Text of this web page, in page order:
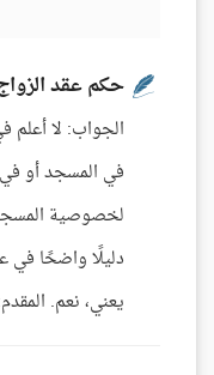
حكم عقد
الجواب: لا أعلم
في المسجد أو في
لخصوصية
دليلًا واضحًا في
يعني، نعم.